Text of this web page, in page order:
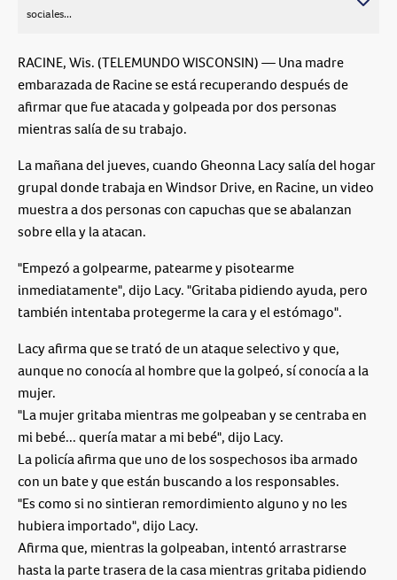
sociales...
RACINE, Wis. (TELEMUNDO WISCONSIN) — Una madre
embarazada de Racine se está recuperando después de
afirmar que fue atacada y golpeada por dos personas
mientras salía de su trabajo.
La mañana del jueves, cuando Gheonna Lacy salía del hogar
grupal donde trabaja en Windsor Drive, en Racine, un video
muestra a dos personas con capuchas que se abalanzan
sobre ella y la atacan.
"Empezó a golpearme, patearme y pisotearme
inmediatamente", dijo Lacy. "Gritaba pidiendo ayuda, pero
también intentaba protegerme la cara y el estómago".
Lacy afirma que se trató de un ataque selectivo y que,
aunque no conocía al hombre que la golpeó, sí conocía a la
mujer.
"La mujer gritaba mientras me golpeaban y se centraba en
mi bebé... quería matar a mi bebé", dijo Lacy.
La policía afirma que uno de los sospechosos iba armado
con un bate y que están buscando a los responsables.
"Es como si no sintieran remordimiento alguno y no les
hubiera importado", dijo Lacy.
Afirma que, mientras la golpeaban, intentó arrastrarse
hasta la parte trasera de la casa mientras gritaba pidiendo